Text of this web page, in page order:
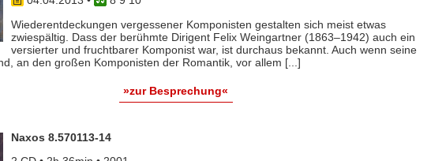
Wiederentdeckungen vergessener Komponisten gestalten sich meist etwas
zwiespältig. Dass der berühmte Dirigent Felix Weingartner (1863–1942) auch ein
versierter und fruchtbarer Komponist war, ist durchaus bekannt. Auch wenn seine
an den großen Komponisten der Romantik, vor allem [...]
»zur Besprechung«
Naxos 8.570113-14